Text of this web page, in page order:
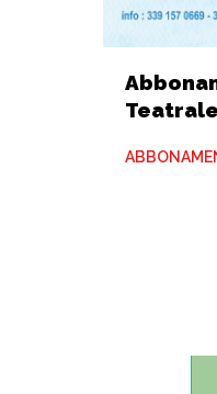
Teatrale